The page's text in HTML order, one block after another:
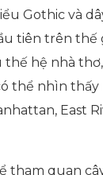
Gothic và
tiên trên thế
thế hệ nhà
thể nhìn
East
tham quan